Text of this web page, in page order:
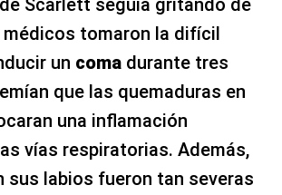
Scarlett seguía gritando de
médicos tomaron la difícil
un coma durante tres
que las quemaduras en
una inflamación
vías respiratorias. Además,
sus labios fueron tan severas